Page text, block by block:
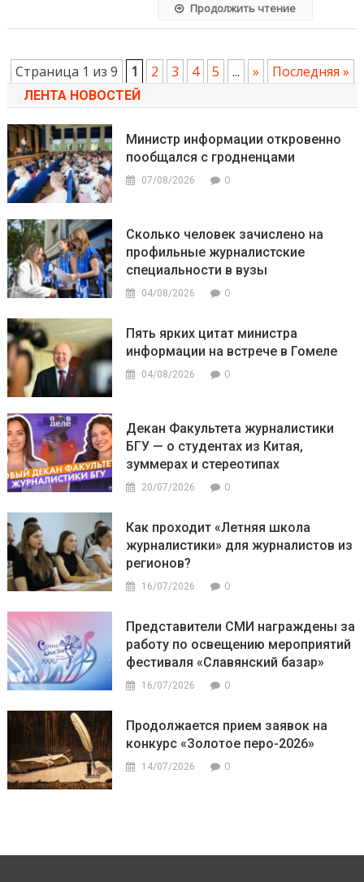
Продолжить чтение
Страница 1 из 9 1 2 3 4 5 ... » Последняя »
ЛЕНТА НОВОСТЕЙ
Министр информации откровенно
пообщался с гродненцами
07/08/2026 0
Сколько человек зачислено на
профильные журналистские
специальности в вузы
04/08/2026 0
Пять ярких цитат министра
информации на встрече в Гомеле
04/08/2026 0
Декан Факультета журналистики
БГУ — о студентах из Китая,
зуммерах и стереотипах
20/07/2026 0
Как проходит «Летняя школа
журналистики» для журналистов из
регионов?
16/07/2026 0
Представители СМИ награждены за
работу по освещению мероприятий
фестиваля «Славянский базар»
16/07/2026 0
Продолжается прием заявок на
конкурс «Золотое перо-2026»
14/07/2026 0